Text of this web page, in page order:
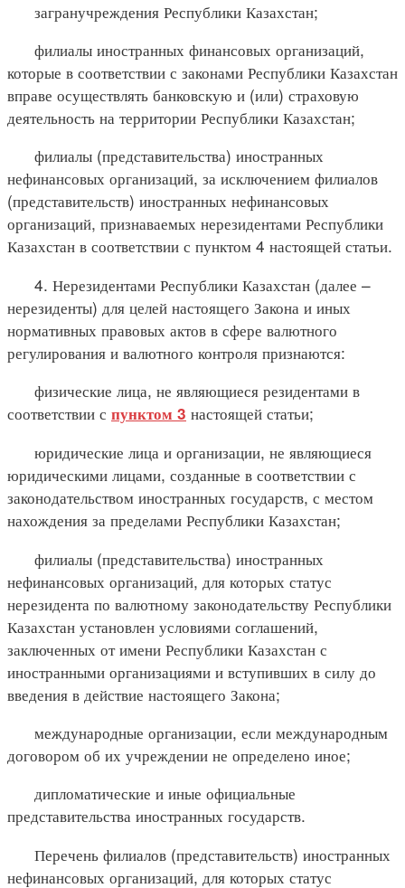
загранучреждения Республики Казахстан;
филиалы иностранных финансовых организаций,
которые в соответствии с законами Республики Казахстан
вправе осуществлять банковскую и (или) страховую
деятельность на территории Республики Казахстан;
филиалы (представительства) иностранных
нефинансовых организаций, за исключением филиалов
(представительств) иностранных нефинансовых
организаций, признаваемых нерезидентами Республики
Казахстан в соответствии с пунктом 4 настоящей статьи.
4. Нерезидентами Республики Казахстан (далее –
нерезиденты) для целей настоящего Закона и иных
нормативных правовых актов в сфере валютного
регулирования и валютного контроля признаются:
физические лица, не являющиеся резидентами в
соответствии с пунктом 3 настоящей статьи;
юридические лица и организации, не являющиеся
юридическими лицами, созданные в соответствии с
законодательством иностранных государств, с местом
нахождения за пределами Республики Казахстан;
филиалы (представительства) иностранных
нефинансовых организаций, для которых статус
нерезидента по валютному законодательству Республики
Казахстан установлен условиями соглашений,
заключенных от имени Республики Казахстан с
иностранными организациями и вступивших в силу до
введения в действие настоящего Закона;
международные организации, если международным
договором об их учреждении не определено иное;
дипломатические и иные официальные
представительства иностранных государств.
Перечень филиалов (представительств) иностранных
нефинансовых организаций, для которых статус